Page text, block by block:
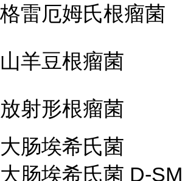
格雷厄姆氏根瘤菌
山羊豆根瘤菌
放射形根瘤菌
大肠埃希氏菌
大肠埃希氏菌 D-SM